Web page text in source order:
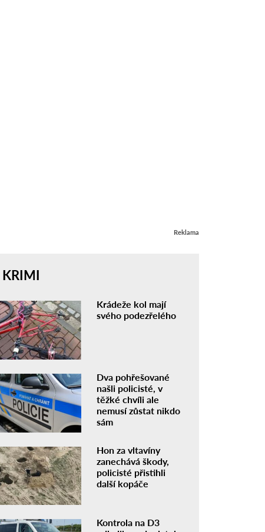
Reklama
KRIMI
Krádeže kol mají
svého podezřelého
Dva pohřešované
našli policisté, v
těžké chvíli ale
nemusí zůstat nikdo
sám
Hon za vltavíny
zanechává škody,
policisté přistihli
další kopáče
Kontrola na D3